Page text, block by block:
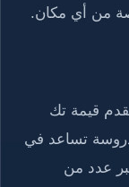
من أي مكان.
قيمة تك
تساعد في
عدد من